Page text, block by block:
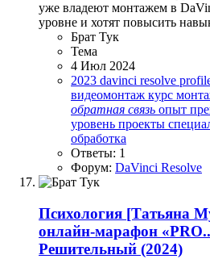
уже владеют монтажем в
уровне и хотят повысить
Брат Тук
Тема
4 Июл 2024
2023 davinci resolve
видеомонтаж курс
обратная связь опыт
уровень проекты
обработка
Ответы: 1
Форум: DaVinci Resolve
Психология [Татьяна
онлайн-марафон
Решительный (2024)